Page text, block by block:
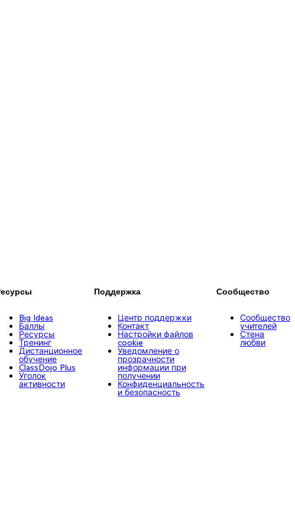
Big Ideas
Баллы
Ресурсы
Тренинг
Дистанционное
обучение
ClassDojo Plus
Уголок
активности
Поддержка
Центр поддержки
Контакт
Настройки файлов
cookie
Уведомление о
прозрачности
информации при
получении
Конфиденциальность
и безопасность
Сообщество
Сообщество
учителей
Стена
любви